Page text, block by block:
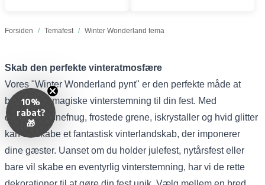
Forsiden / Temafest / Winter Wonderland tema
Skab den perfekte vinteratmosfære
Vores "Winter Wonderland pynt" er den perfekte måde at
bringe den magiske vinterstemning til din fest. Med
dekorative snefnug, frostede grene, iskrystaller og hvid glitter
kan du skabe et fantastisk vinterlandskab, der imponerer
dine gæster. Uanset om du holder julefest, nytårsfest eller
bare vil skabe en eventyrlig vinterstemning, har vi de rette
10%
rabat?
🎁